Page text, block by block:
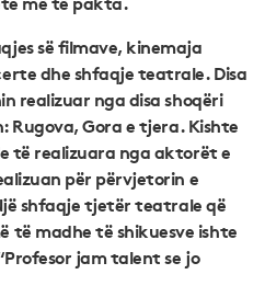
së filmave, kinemaja
dhe shfaqje teatrale. Disa
realizuar nga disa shoqëri
Gora e tjera. Kishte
të realizuara nga aktorët e
për përvjetorin e
shfaqje tjetër teatrale që
të madhe të shikuesve ishte
jam talent se jo